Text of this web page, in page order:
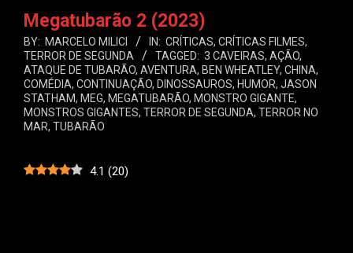
Megatubarão 2 (2023)
BY: MARCELO MILICI IN: CRÍTICAS, CRÍTICAS FILMES,
TERROR DE SEGUNDA
TAGGED: 3 CAVEIRAS, AÇÃO,
ATAQUE DE TUBARÃO, AVENTURA, BEN WHEATLEY, CHINA,
COMÉDIA, CONTINUAÇÃO, DINOSSAUROS, HUMOR, JASON
STATHAM, MEG, MEGATUBARÃO, MONSTRO GIGANTE,
MONSTROS GIGANTES, TERROR DE SEGUNDA, TERROR NO
MAR, TUBARÃO
4.1 (20)